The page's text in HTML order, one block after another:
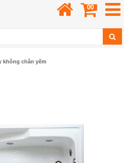
00
không chân yếm